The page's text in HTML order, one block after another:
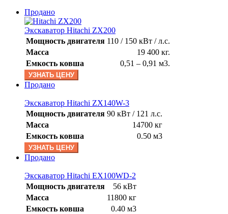
Продано
Экскаватор Hitachi ZX200
Мощность двигателя 110 / 150 кВт / л.с.
Масса
19 400 кг.
Емкость ковша
0,51 – 0,91 м3.
УЗНАТЬ ЦЕНУ
Продано
Экскаватор Hitachi ZX140W-3
Мощность двигателя 90 кВт / 121 л.с.
Масса
14700 кг
Емкость ковша
0.50 м3
УЗНАТЬ ЦЕНУ
Продано
Экскаватор Hitachi EX100WD-2
Мощность двигателя
56 кВт
Масса
11800 кг
Емкость ковша
0.40 м3